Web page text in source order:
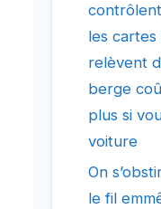
les cartes
relèvent
berge
plus si
voiture
On
le fil